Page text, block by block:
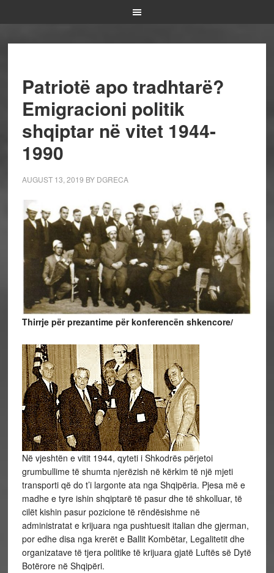
Patriotë apo tradhtarë?
Emigracioni politik
shqiptar në vitet 1944-
1990
AUGUST 13, 2019 BY DGRECA
Thirrje për prezantime për konferencën shkencore/
Në vjeshtën e vitit 1944, qyteti i Shkodrës përjetoi
grumbullime të shumta njerëzish në kërkim të një mjeti
transporti që do t’i largonte ata nga Shqipëria. Pjesa më e
madhe e tyre ishin shqiptarë të pasur dhe të shkolluar, të
cilët kishin pasur pozicione të rëndësishme në
administratat e krijuara nga pushtuesit italian dhe gjerman,
por edhe disa nga krerët e Ballit Kombëtar, Legalitetit dhe
organizatave të tjera politike të krijuara gjatë Luftës së Dytë
Botërore në Shqipëri.